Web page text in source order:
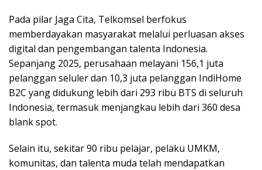
Pada pilar Jaga Cita, Telkomsel berfokus
memberdayakan masyarakat melalui perluasan akses
digital dan pengembangan talenta Indonesia.
Sepanjang 2025, perusahaan melayani 156,1 juta
pelanggan seluler dan 10,3 juta pelanggan IndiHome
B2C yang didukung lebih dari 293 ribu BTS di seluruh
Indonesia, termasuk menjangkau lebih dari 360 desa
blank spot.
Selain itu, sekitar 90 ribu pelajar, pelaku UMKM,
komunitas, dan talenta muda telah mendapatkan